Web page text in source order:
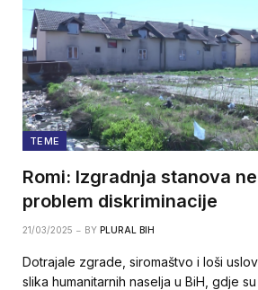
TEME
Romi: Izgradnja stanova
problem diskriminacije
21/03/2025 BY PLURAL BIH
Dotrajale zgrade, siromaštvo i loši
slika humanitarnih naselja u BiH, gdje